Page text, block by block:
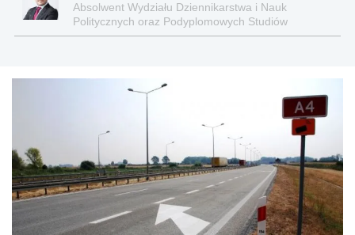
Absolwent Wydziału Dziennikarstwa i Nauk
Politycznych oraz Podyplomowych Studiów
Psychologii Zachowań Rynkowych na